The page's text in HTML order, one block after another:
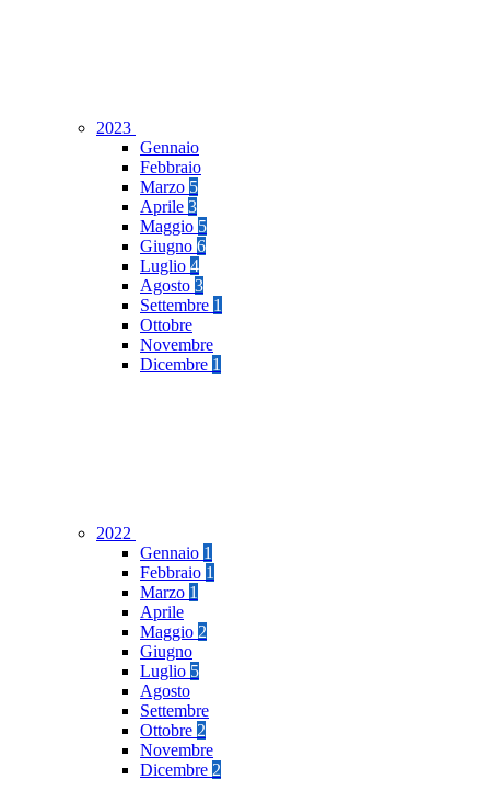
2023
Gennaio
Febbraio
Marzo 5
Aprile 3
Maggio 5
Giugno 6
Luglio 4
Agosto 3
Settembre 1
Ottobre
Novembre
Dicembre 1
2022
Gennaio 1
Febbraio 1
Marzo 1
Aprile
Maggio 2
Giugno
Luglio 5
Agosto
Settembre
Ottobre 2
Novembre
Dicembre 2